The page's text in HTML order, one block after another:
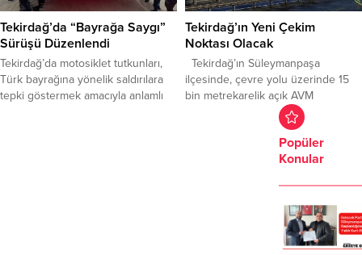
gerçekleşen en yüksek satış
anlamına geliyor. Bu alanda lider...
imza verdiği, Tekirdağ Büyükşehir
Belediyesi Kurucu Başkanı Kadir
Albayrak ile geçmiş dönem Malkara
Belediye Başkanı Ulaş Yurdakul’un
ise imza vermediği kaydedildi....
Tekirdağ’da “Bayrağa Saygı”
Sürüşü Düzenlendi
Tekirdağ’da motosiklet tutkunları,
Türk bayrağına yönelik saldırılara
tepki göstermek amacıyla anlamlı
Tekirdağ’ın Yeni Çekim
Noktası Olacak
Tekirdağ’ın Süleymanpaşa
ilçesinde, çevre yolu üzerinde 15
bin metrekarelik açık AVM
konseptiyle Ladenium AVM’nin
inşaatına başlandı. Ladin İnşaat
tarafından hayata geçirilen proje,
modern mimarisi ve farklı
Süleymanpaşa ilçesinde, AFAD
yolu üzerinde yapımına başlanan
Ladenium AVM, bölgenin en iddialı
Popüler
Konular